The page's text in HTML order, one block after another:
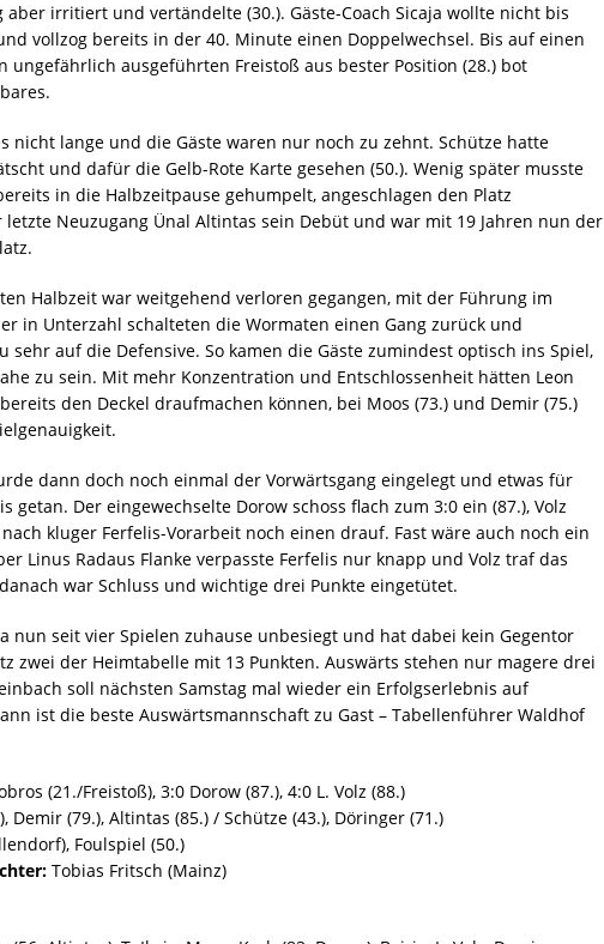
irritiert und vertändelte (30.). Gäste-Coach Sicaja wollte nicht bis
vollzog bereits in der 40. Minute einen Doppelwechsel. Bis auf einen
ungefährlich ausgeführten Freistoß aus bester Position (28.) bot
nicht lange und die Gäste waren nur noch zu zehnt. Schütze hatte
und dafür die Gelb-Rote Karte gesehen (50.). Wenig später musste
in die Halbzeitpause gehumpelt, angeschlagen den Platz
Neuzugang Ünal Altintas sein Debüt und war mit 19 Jahren nun der
Halbzeit war weitgehend verloren gegangen, mit der Führung im
in Unterzahl schalteten die Wormaten einen Gang zurück und
sehr auf die Defensive. So kamen die Gäste zumindest optisch ins Spiel,
zu sein. Mit mehr Konzentration und Entschlossenheit hätten Leon
den Deckel draufmachen können, bei Moos (73.) und Demir (75.)
dann doch noch einmal der Vorwärtsgang eingelegt und etwas für
getan. Der eingewechselte Dorow schoss flach zum 3:0 ein (87.), Volz
kluger Ferfelis-Vorarbeit noch einen drauf. Fast wäre auch noch ein
Linus Radaus Flanke verpasste Ferfelis nur knapp und Volz traf das
war Schluss und wichtige drei Punkte eingetütet.
nun seit vier Spielen zuhause unbesiegt und hat dabei kein Gegentor
zwei der Heimtabelle mit 13 Punkten. Auswärts stehen nur magere drei
soll nächsten Samstag mal wieder ein Erfolgserlebnis auf
ist die beste Auswärtsmannschaft zu Gast – Tabellenführer Waldhof
(21./Freistoß), 3:0 Dorow (87.), 4:0 L. Volz (88.)
Demir (79.), Altintas (85.) / Schütze (43.), Döringer (71.)
Foulspiel (50.)
Tobias Fritsch (Mainz)